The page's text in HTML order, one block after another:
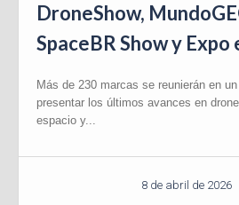
DroneShow,
SpaceBR Show y Expo
Más de 230 marcas se reunierán en
presentar los últimos avances en
espacio y...
8 de abril de 2026